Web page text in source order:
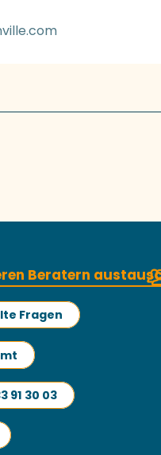
Beratern
Fragen
91 30 03